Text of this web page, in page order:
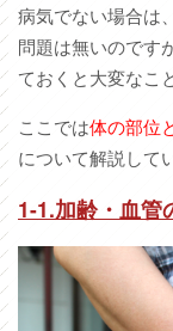
病気でない場合は
問題は無いのです
ておくと大変なこ
ここでは体の部位
について解説して
1-1.加齢・血管